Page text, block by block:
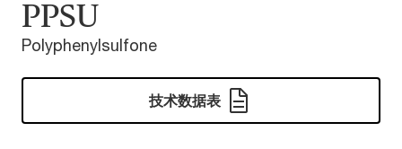
PPSU
Polyphenylsulfone
技术数据表